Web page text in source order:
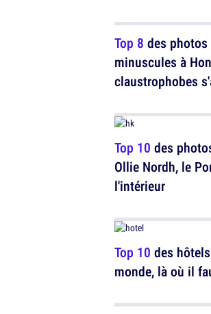
Top 8 des
minuscules à
claustrophobes
Top 10 des
Ollie Nordh, le
l'intérieur
Top 10 des
monde, là où il